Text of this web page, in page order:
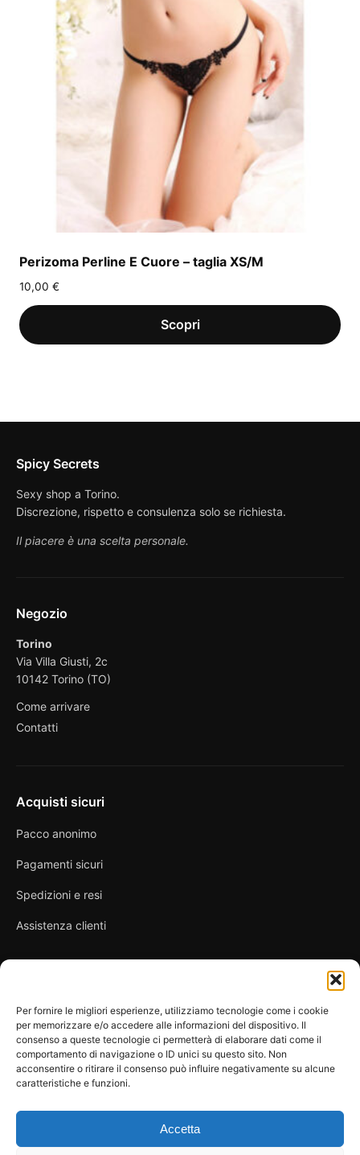
Per fornire le migliori esperienze, utilizziamo tecnologie come i cookie
per memorizzare e/o accedere alle informazioni del dispositivo. Il
consenso a queste tecnologie ci permetterà di elaborare dati come il
comportamento di navigazione o ID unici su questo sito. Non
acconsentire o ritirare il consenso può influire negativamente su alcune
caratteristiche e funzioni.
Accetta
Perizoma Perline E Cuore – taglia XS/M
10,00 €
Spicy Secrets
Sexy shop a Torino.
Discrezione, rispetto e consulenza solo se richiesta.
Il piacere è una scelta personale.
Negozio
Torino
Via Villa Giusti, 2c
10142 Torino (TO)
Come arrivare
Contatti
Acquisti sicuri
Pacco anonimo
Pagamenti sicuri
Spedizioni e resi
Assistenza clienti
Privacy Policy
Condizioni di vendita